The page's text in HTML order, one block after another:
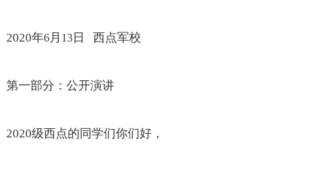
2020年6月 13日 西点军校
第一部分：公开演讲
2020级西点的同学们你们好，